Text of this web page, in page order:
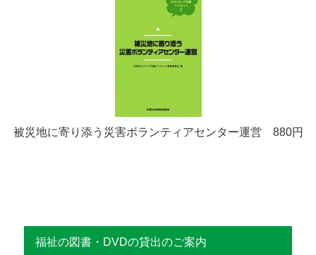
被災地に寄り添う災害ボランティアセンター運営 880円
福祉の図書・DVDの貸出のご案内